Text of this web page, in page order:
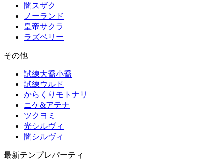
闇スザク
ノーランド
皇帝サクラ
ラズベリー
その他
試練大喬小喬
試練ウルド
からくりモトナリ
ニケ&アテナ
ツクヨミ
光シルヴィ
闇シルヴィ
最新テンプレパーティ